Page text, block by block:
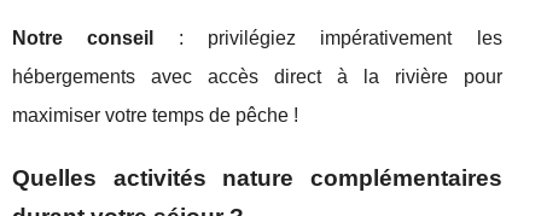
Notre conseil
: privilégiez impérativement les
hébergements avec accès direct à la rivière pour
maximiser votre temps de pêche !
Quelles activités nature complémentaires